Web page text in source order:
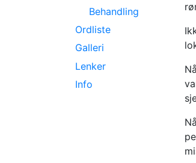
Behandling
Ordliste
Galleri
Lenker
Info